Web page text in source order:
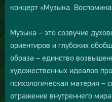
концерт «Музыка.
Музыка – это созвучие
ориентиров и глубоких
образа – единство
художественных идеалов
психологическая материя –
отражение внутреннего